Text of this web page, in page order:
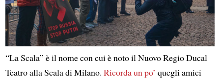
“La Scala” è il nome con cui è noto il Nuovo Regio Ducal
Teatro alla Scala di Milano. Ricorda un po’ quegli amici